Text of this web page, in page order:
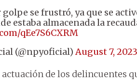
golpe se frustró, ya que se
estaba almacenada la
qEe7S6CXRM
(@npyoficial)August 7, 2023
de los delincuentes